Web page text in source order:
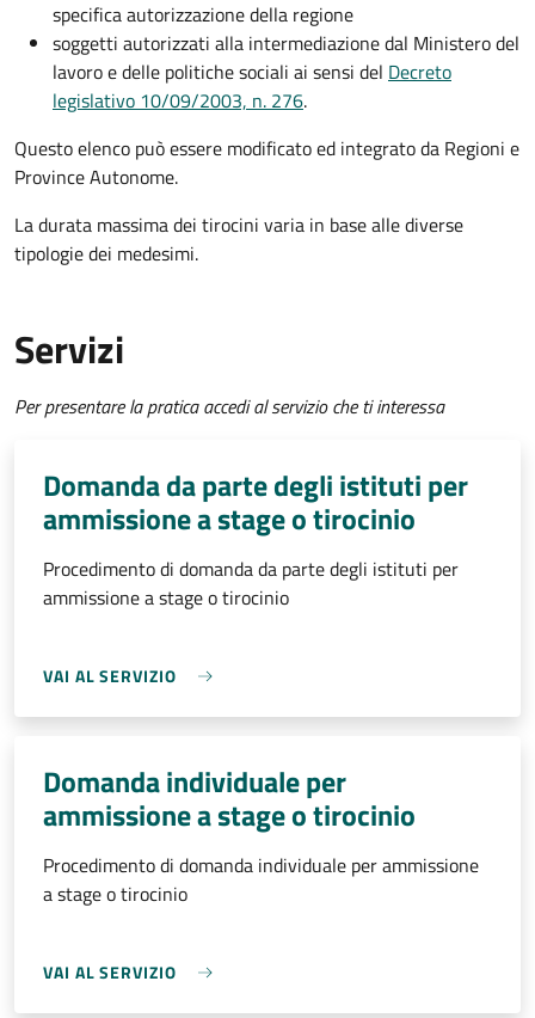
specifica autorizzazione della regione
soggetti autorizzati alla intermediazione dal Ministero del
lavoro e delle politiche sociali ai sensi del Decreto
legislativo 10/09/2003, n. 276.
Questo elenco può essere modificato ed integrato da Regioni e
Province Autonome.
La durata massima dei tirocini varia in base alle diverse
tipologie dei medesimi.
Servizi
Per presentare la pratica accedi al servizio che ti interessa
Domanda da parte degli istituti per
ammissione a stage o tirocinio
Procedimento di domanda da parte degli istituti per
ammissione a stage o tirocinio
VAI AL SERVIZIO
Domanda individuale per
ammissione a stage o tirocinio
Procedimento di domanda individuale per ammissione
a stage o tirocinio
VAI AL SERVIZIO